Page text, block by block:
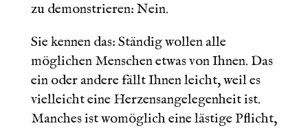
zu demonstrieren: Nein.
Sie kennen das: Ständig wollen alle
möglichen Menschen etwas von Ihnen. Das
ein oder andere fällt Ihnen leicht, weil es
vielleicht eine Herzensangelegenheit ist.
Manches ist womöglich eine lästige Pflicht,